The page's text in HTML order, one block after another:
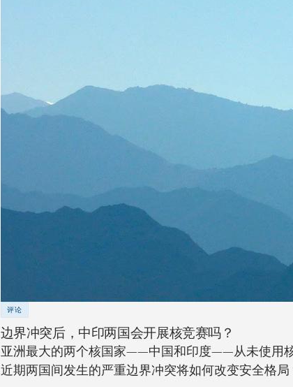
评论
边界冲突后，中印两国会开展核竞赛吗？
亚洲最大的两个核国家——中国和印度——从未使用
近期两国间发生的严重边界冲突将如何改变安全格局